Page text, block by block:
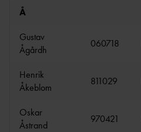
Å
Gustav
Ågårdh
060718
Henrik
Åkeblom
811029
Oskar
Åstrand
970421